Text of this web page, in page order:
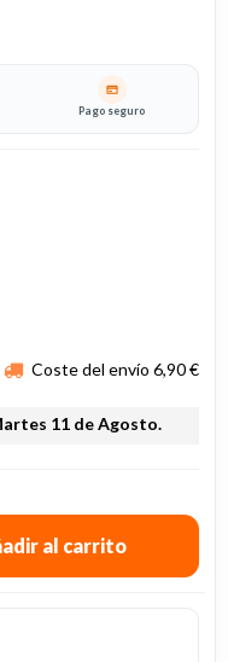
Pago seguro
Coste del envío 6,90 €
11 de Agosto.